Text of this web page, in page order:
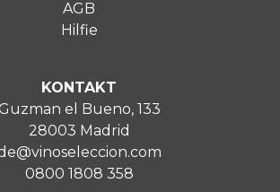
AGB
Hilfie
KONTAKT
el Bueno, 133
28003 Madrid
0800 1808 358